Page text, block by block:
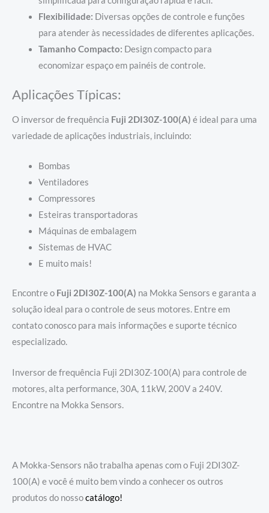
Flexibilidade: Diversas opções de controle e funções
para atender às necessidades de diferentes aplicações.
Tamanho Compacto: Design compacto para
economizar espaço em painéis de controle.
Aplicações Típicas:
O inversor de frequência Fuji 2DI30Z-100(A) é ideal para uma
variedade de aplicações industriais, incluindo:
Bombas
Ventiladores
Compressores
Esteiras transportadoras
Máquinas de embalagem
Sistemas de HVAC
E muito mais!
Encontre o Fuji 2DI30Z-100(A) na Mokka Sensors e garanta a
solução ideal para o controle de seus motores. Entre em
contato conosco para mais informações e suporte técnico
especializado.
Inversor de frequência Fuji 2DI30Z-100(A) para controle de
motores, alta performance, 30A, 11kW, 200V a 240V.
Encontre na Mokka Sensors.
A Mokka-Sensors não trabalha apenas com o Fuji 2DI30Z-
100(A) e você é muito bem vindo a conhecer os outros
produtos do nossocatálogo!